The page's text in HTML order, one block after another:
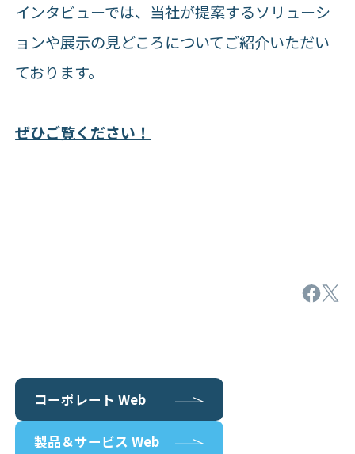
インタビューでは、当社が提案するソリューシ
ョンや展示の見どころについてご紹介いただい
ております。
ぜひご覧ください！
コーポレート Web
製品＆サービス Web